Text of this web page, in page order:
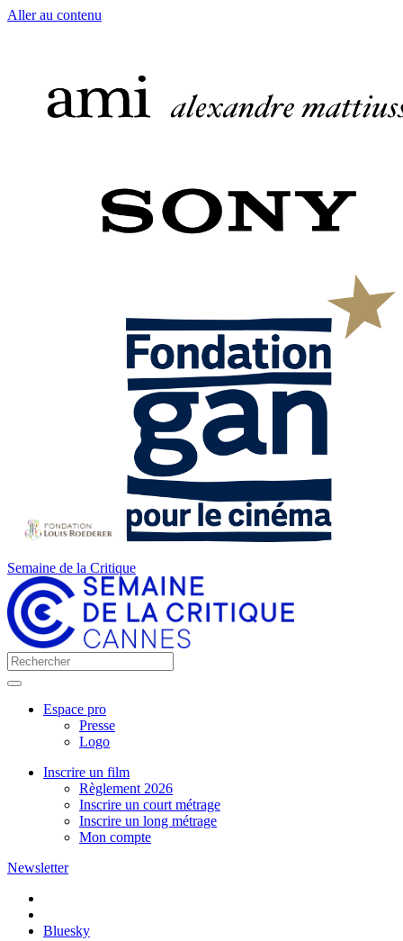
Aller au contenu
Semaine de la Critique
Espace pro
Presse
Logo
Inscrire un film
Règlement 2026
Inscrire un court métrage
Inscrire un long métrage
Mon compte
Newsletter
Bluesky